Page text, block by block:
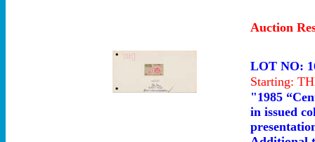
Auction
LOT NO:
Starting:
"1985
in issued